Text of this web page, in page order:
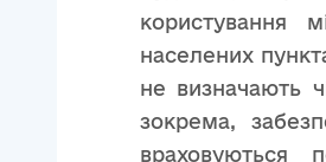
користування
населених
не визначають
зокрема,
враховуються